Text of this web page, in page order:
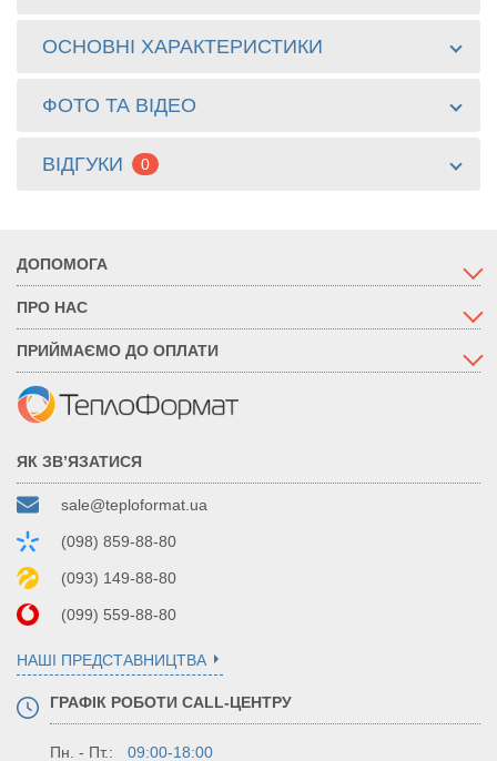
ОСНОВНІ ХАРАКТЕРИСТИКИ
ФОТО ТА ВІДЕО
ВІДГУКИ 0
ДОПОМОГА
ПРО НАС
ПРИЙМАЄМО ДО ОПЛАТИ
ЯК ЗВ’ЯЗАТИСЯ
sale@teploformat.ua
(098) 859-88-80
(093) 149-88-80
(099) 559-88-80
НАШІ ПРЕДСТАВНИЦТВА
ГРАФІК РОБОТИ CALL-ЦЕНТРУ
Пн. - Пт.: 09:00-18:00